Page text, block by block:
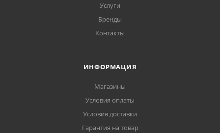
Услуги
Бренды
Контакты
ИНФОРМАЦИЯ
Магазины
Условия оплаты
Условия доставки
Гарантия на товар